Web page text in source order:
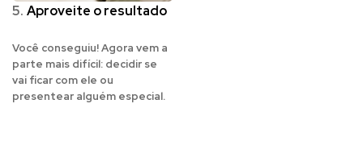
5. Aproveite o resultado
Você conseguiu! Agora vem a
parte mais difícil: decidir se
vai ficar com ele ou
presentear alguém especial.